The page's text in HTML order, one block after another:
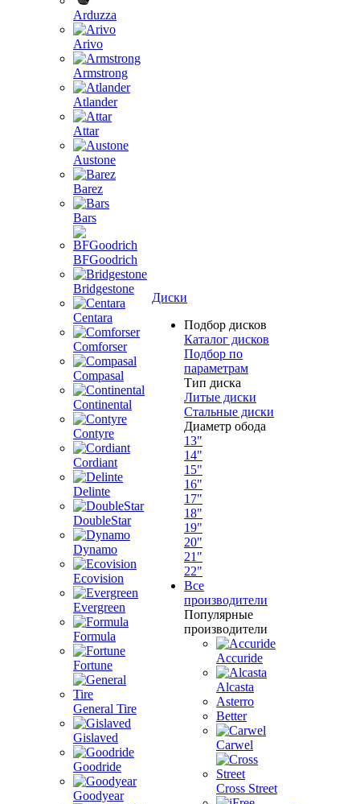
Arduzza
Arivo
Armstrong
Atlander
Attar
Austone
Barez
Bars
BFGoodrich
Bridgestone
Centara
Comforser
Compasal
Continental
Contyre
Cordiant
Delinte
DoubleStar
Dynamo
Ecovision
Evergreen
Formula
Fortune
General Tire
Gislaved
Goodride
Goodyear
Диски
Подбор дисков
Каталог дисков
Подбор по
параметрам
Тип диска
Литые диски
Стальные диски
Диаметр обода
13"
14"
15"
16"
17"
18"
19"
20"
21"
22"
Все
производители
Популярные
производители
Accuride
Alcasta
Asterro
Better
Carwel
Cross Street